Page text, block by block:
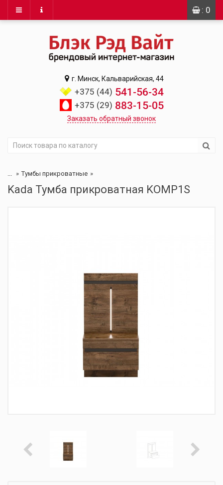
: 0
г. Минск, Кальварийская, 44
+375 (44) 541-56-34
+375 (29) 883-15-05
Заказать обратный звонок
... Тумбы прикроватные
Kada Тумба прикроватная KOMP1S